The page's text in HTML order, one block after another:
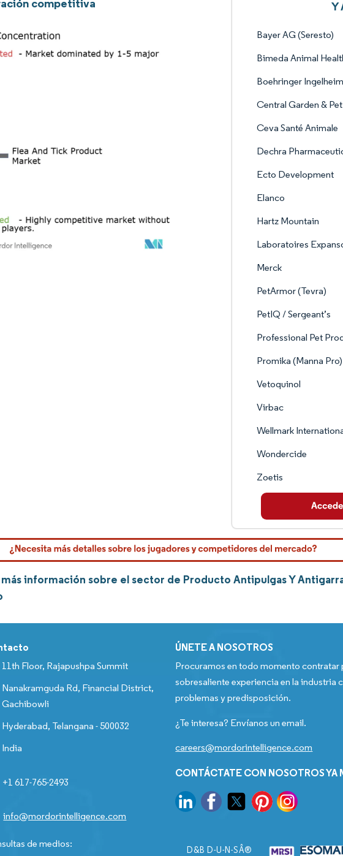
competitiva
Y
Bayer AG (Seresto)
Bimeda Animal
Boehringer Ingelheim
Central Garden & Pet
Ceva Santé Animale
Dechra
Ecto Development
Elanco
Hartz Mountain
Laboratoires
Merck
PetArmor (Tevra)
PetIQ / Sergeant’s
Professional Pet
Promika (Manna Pro)
Vetoquinol
Virbac
Wellmark
Wondercide
Zoetis
información sobre el sector de Producto Antipulgas Y
11th Floor, Rajapushpa Summit
Nanakramguda Rd, Financial District,
Gachibowli
Hyderabad, Telangana - 500032
India
+1 617-765-2493
info@mordorintelligence.com
de medios:
ÚNETE A NOSOTROS
Procuramos en todo momento contratar
sobresaliente experiencia en la industria
problemas y predisposición.
¿Te interesa? Envíanos un email.
careers@mordorintelligence.com
CONTÁCTATE CON NOSOTROS YA
D&B D-U-N-SÂ®